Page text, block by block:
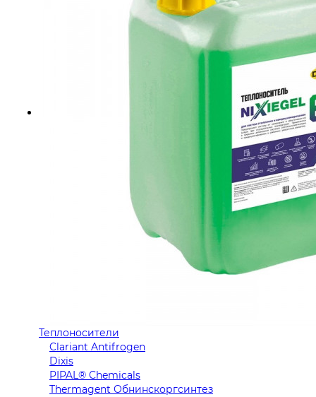
Теплоносители
Clariant Antifrogen
Dixis
PIPAL® Chemicals
Thermagent Обнинскоргсинтез